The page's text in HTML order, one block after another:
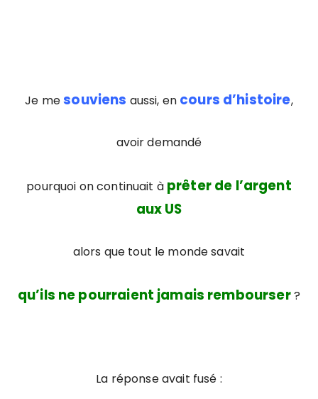
Je mesouviens aussi, en cours d’histoire,
avoir demandé
pourquoi on continuait à prêter de l’argent
aux US
alors que tout le monde savait
qu’ils ne pourraient jamais rembourser?
La réponse avait fusé :